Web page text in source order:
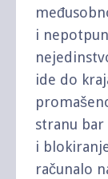
i
ide do
stranu bar
i
računalo